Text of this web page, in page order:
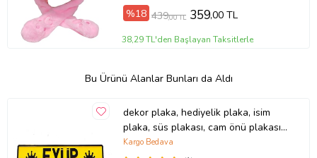
%18 439,00 TL 359,00 TL
38,29 TL'den Başlayan Taksitlerle
Bu Ürünü Alanlar Bunları da Aldı
dekor plaka, hediyelik plaka, isim
plaka, süs plakası, cam önü plakası,
tırcı plakası (Sarı-Siyah)
Kargo Bedava